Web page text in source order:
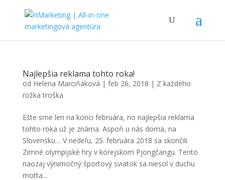
Najlepšia reklama tohto roka!
od Helena Marciňáková | feb 26, 2018 | Z každého
rožka troška
Ešte sme len na konci februára, no najlepšia reklama
tohto roka už je známa. Aspoň u nás doma, na
Slovensku… V nedeľu, 25. februára 2018 sa skončili
Zimné olympijské hry v kórejskom Pjongčangu. Tento
naozaj výnimočný športový sviatok sa niesol v duchu
motta...